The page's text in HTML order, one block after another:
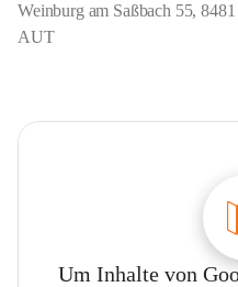
Weinburg am Saßbach 55,
AUT
Um Inhalte von